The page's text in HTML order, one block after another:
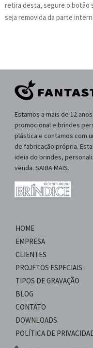
retira desta, segure o botão
seja removida da parte
Estamos a mais de 12
promocional e brindes
plástica e contamos com
de fabricação própria.
ideia do brindes,
venda. SAIBA MAIS.
HOME
EMPRESA
CLIENTES
PROJETOS ESPECIAIS
TIPOS DE GRAVAÇÃO
BLOG
CONTATO
DOWNLOADS
POLÍTICA DE